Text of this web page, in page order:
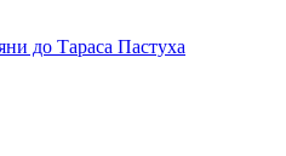
до Тараса Пастуха